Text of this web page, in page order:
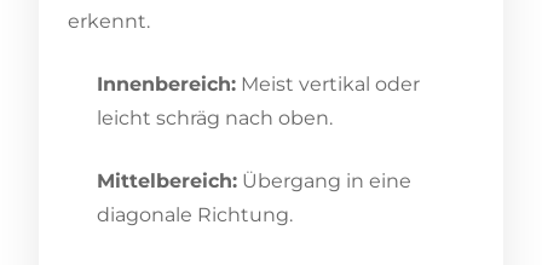
erkennt.
Innenbereich: Meist vertikal oder
leicht schräg nach oben.
Mittelbereich: Übergang in eine
diagonale Richtung.